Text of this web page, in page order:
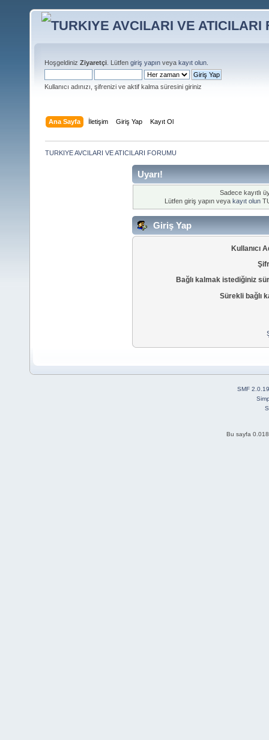
Hoşgeldiniz Ziyaretçi . Lütfen giriş yapın veya kayıt olun
Kullanıcı adınızı, şifrenizi ve aktif kalma süresini giriniz
Ana Sayfa İletişim Giriş Yap Kayıt Ol
TURKIYE AVCILARI VE ATICILARI FORUMU
Uyarı!
Sadece kayıtlı
Lütfen giriş yapın veya kayıt olun
Giriş Yap
Kullanıcı
Bağlı kalmak istediğiniz
Sürekli bağlı
SMF 2.0.19
Bu sayfa